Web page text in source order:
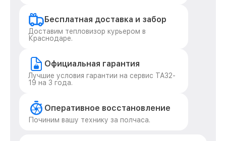
Бесплатная доставка и забор
Доставим тепловизор курьером в
Краснодаре.
Официальная гарантия
Лучшие условия гарантии на сервис TA32-
19 на 3 года.
Оперативное восстановление
Починим вашу технику за полчаса.